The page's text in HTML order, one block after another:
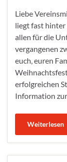
Liebe
liegt fast hinter
allen für die
vergangenen
euch, euren
erfolgreichen
Information
Weiterlesen